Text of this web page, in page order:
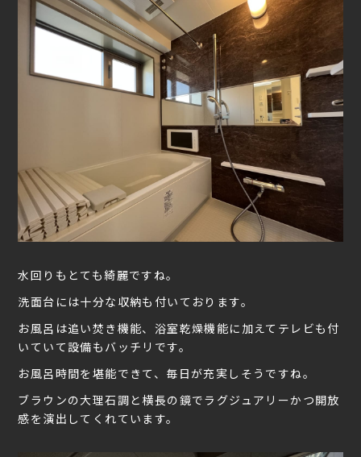
水回りもとても綺麗ですね。
洗面台には十分な収納も付いております。
お風呂は追い焚き機能、浴室乾燥機能に加えてテレビも付
いていて設備もバッチリです。
お風呂時間を堪能できて、毎日が充実しそうですね。
ブラウンの大理石調と横長の鏡でラグジュアリーかつ開放
感を演出してくれています。